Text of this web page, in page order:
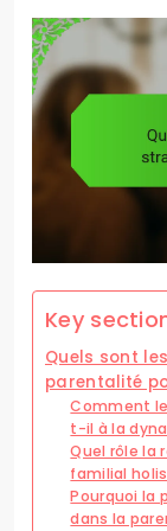
Key
Quels sont
parentalité
Comment
t-il à la
Quel rôle la
familial
Pourquoi la
dans la